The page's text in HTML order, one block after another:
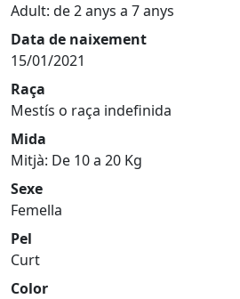
Adult: de 2 anys a 7 anys
Data de naixement
15/01/2021
Raça
Mestís o raça indefinida
Mida
Mitjà: De 10 a 20 Kg
Sexe
Femella
Pel
Curt
Color